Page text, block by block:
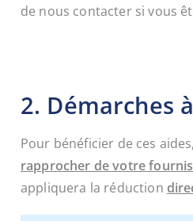
de nous contacter si vous
2. Démarches
Pour bénéficier de ces aides,
rapprocher de votre
appliquera la réduction